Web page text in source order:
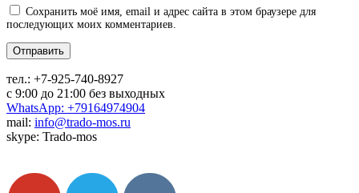
Сохранить моё имя, email и адрес сайта в этом браузере для
последующих моих комментариев.
тел.: +7-925-740-8927
с 9:00 до 21:00 без выходных
WhatsApp: +79164974904
mail: info@trado-mos.ru
skype: Trado-mos